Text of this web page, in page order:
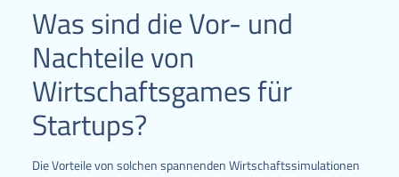
Was sind die Vor- und
Nachteile von
Wirtschaftsgames für
Startups?
Die Vorteile von solchen spannenden Wirtschaftssimulationen